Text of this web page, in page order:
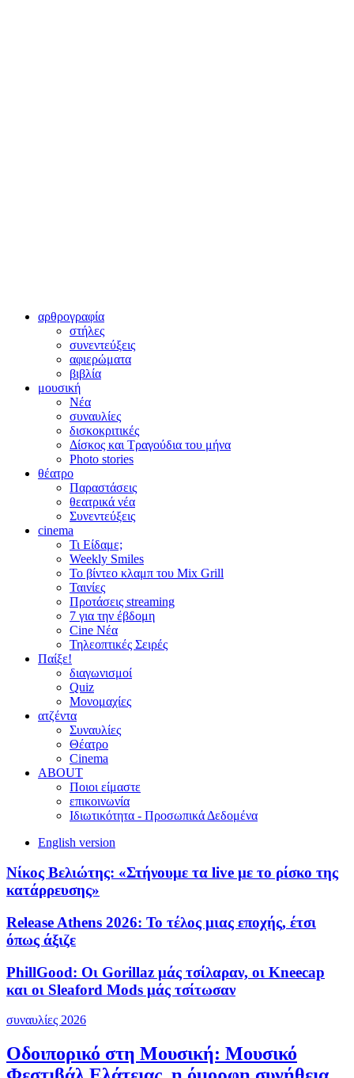
αρθρογραφία
στήλες
συνεντεύξεις
αφιερώματα
βιβλία
μουσική
Νέα
συναυλίες
δισκοκριτικές
Δίσκος και Τραγούδια του μήνα
Photo stories
θέατρο
Παραστάσεις
θεατρικά νέα
Συνεντεύξεις
cinema
Τι Είδαμε;
Weekly Smiles
Το βίντεο κλαμπ του Mix Grill
Ταινίες
Προτάσεις streaming
7 για την έβδομη
Cine Νέα
Τηλεοπτικές Σειρές
Παίξε!
διαγωνισμοί
Quiz
Μονομαχίες
ατζέντα
Συναυλίες
Θέατρο
Cinema
ABOUT
Ποιοι είμαστε
επικοινωνία
Ιδιωτικότητα - Προσωπικά Δεδομένα
English version
Νίκος Βελιώτης: «Στήνουμε τα live με το ρίσκο της
κατάρρευσης»
Release Athens 2026: Το τέλος μιας εποχής, έτσι
όπως άξιζε
PhillGood: Οι Gorillaz μάς τσίλαραν, οι Kneecap
και οι Sleaford Mods μάς τσίτωσαν
συναυλίες 2026
Οδοιπορικό στη Μουσική: Μουσικό